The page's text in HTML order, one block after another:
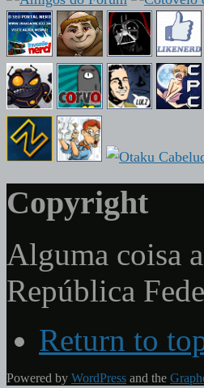
Copyright
Alguma coisa
República
Return to
Powered by WordPress and the